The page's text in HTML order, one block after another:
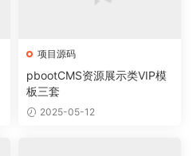
项目源码
pbootCMS资源展示类VIP模
板三套
2025-05-12